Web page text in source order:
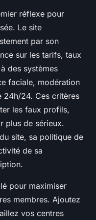
réflexe pour
Le site
par son
sur les tarifs, taux
des systèmes
faciale, modération
24h/24. Ces critères
les faux profils,
plus de sérieux.
site, sa politique de
de sa
pour maximiser
membres. Ajoutez
vos centres